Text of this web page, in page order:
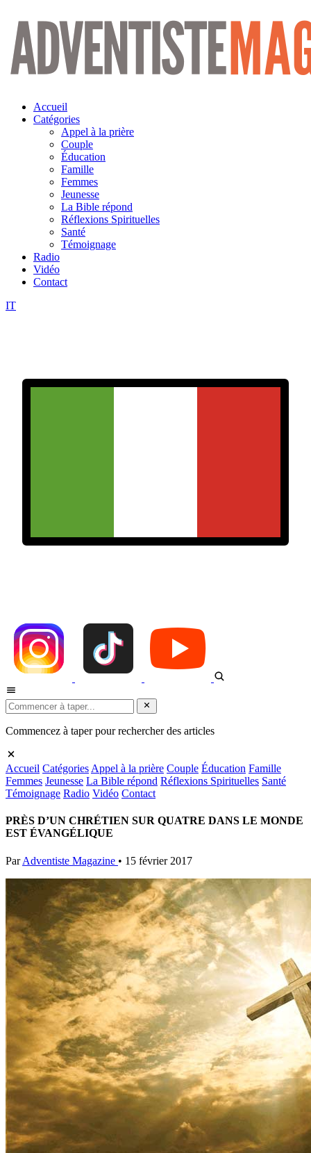
Aller
contenu
Accueil
Catégories
Appel à la prière
Couple
Éducation
Famille
Femmes
Jeunesse
La Bible répond
Réflexions Spirituelles
Santé
Témoignage
Radio
Vidéo
Contact
IT
Commencez à taper pour rechercher des articles
Accueil Catégories Appel à la prière Couple Éducation Famille
Femmes Jeunesse La Bible répond Réflexions Spirituelles Santé
Témoignage Radio Vidéo Contact
PRÈS D’UN CHRÉTIEN SUR QUATRE DANS LE MONDE
EST ÉVANGÉLIQUE
Par Adventiste Magazine • 15 février 2017